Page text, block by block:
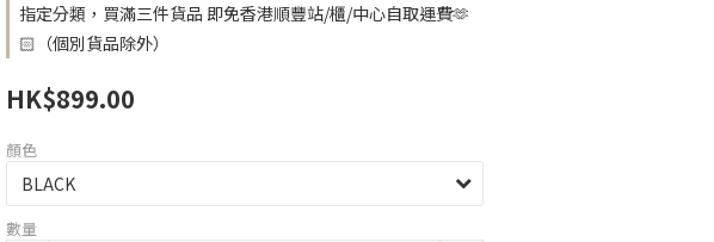
指定分類，買滿三件貨品 即免香港順豐站/櫃/中心自取運費🫶
🏻（個別貨品除外）
HK$899.00
顏色
數量